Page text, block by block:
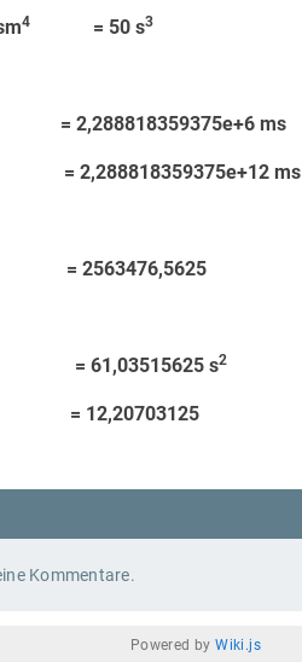
4 = 50 s3
ms
ms
2563476,5625
= 61,03515625 s2
= 12,20703125
Kommentare.
Powered byWiki.js